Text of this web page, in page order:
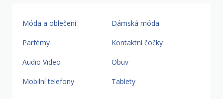
Móda a oblečení Dámská móda
Parfémy Kontaktní čočky
Audio Video Obuv
Mobilní telefony Tablety